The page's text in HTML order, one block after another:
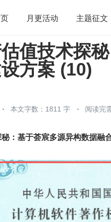
月更活动 主题征文
OpenHarmony 算法
程序员 运维
值技术探
方案 (10)
本文字数：1811 字 阅读完
：基于荟宸多源异构数据融